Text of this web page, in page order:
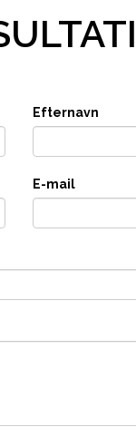
Efternavn
E-mail